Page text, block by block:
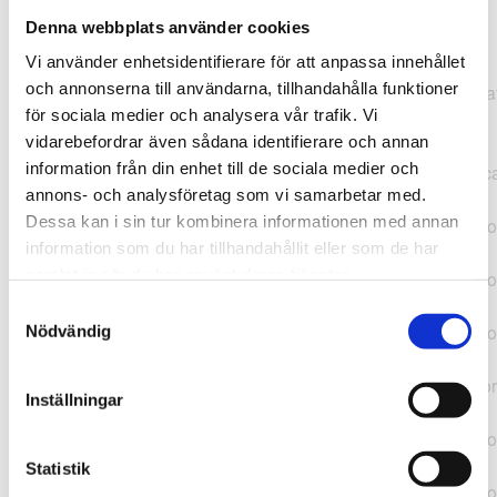
Denna webbplats använder cookies
Vi använder enhetsidentifierare för att anpassa innehållet
och annonserna till användarna, tillhandahålla funktioner
för sociala medier och analysera vår trafik. Vi
vidarebefordrar även sådana identifierare och annan
information från din enhet till de sociala medier och
annons- och analysföretag som vi samarbetar med.
Dessa kan i sin tur kombinera informationen med annan
information som du har tillhandahållit eller som de har
Nödvändig
Inställningar
Statistik
TypeError: "".concat(...).concat(...).replaceAll is not a
function at
https://webshop.pressbyran.se/_next/static/chunks/pages/
b1763451a2186f9e.js:1:11050 at Array.map
(<anonymous>) at K
(https://webshop.pressbyran.se/_next/static/chunks/pages/
b1763451a2186f9e.js:1:10836) at lk
(https://webshop.pressbyran.se/_next/static/chunks/
b241200379730ac0.js:1:129835) at i
(https://webshop.pressbyran.se/_next/static/chunks/
(https://webshop.pressbyran.se/_next/static/chunks/
https://webshop.pressbyran.se/_next/static/chunks/
b241200379730ac0.js:1:167872 at uI
(https://webshop.pressbyran.se/_next/static/chunks/
b241200379730ac0.js:1:167879) at uE
(https://webshop.pressbyran.se/_next/static/chunks/